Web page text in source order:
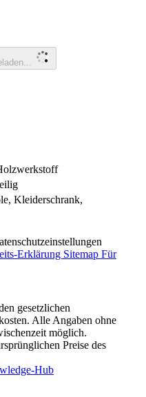
Kleiderschrank,
Erklärung Sitemap Für
gesetzlichen
Alle Angaben ohne
möglich.
Preise des
Hub